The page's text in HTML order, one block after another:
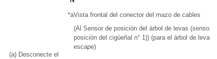
(a) Desconecte el
*aVista frontal del conector del mazo de cables
(Al Sensor de posición del árbol de levas (sensor
posición del cigüeñal n° 1)) (para el árbol de levas
escape)